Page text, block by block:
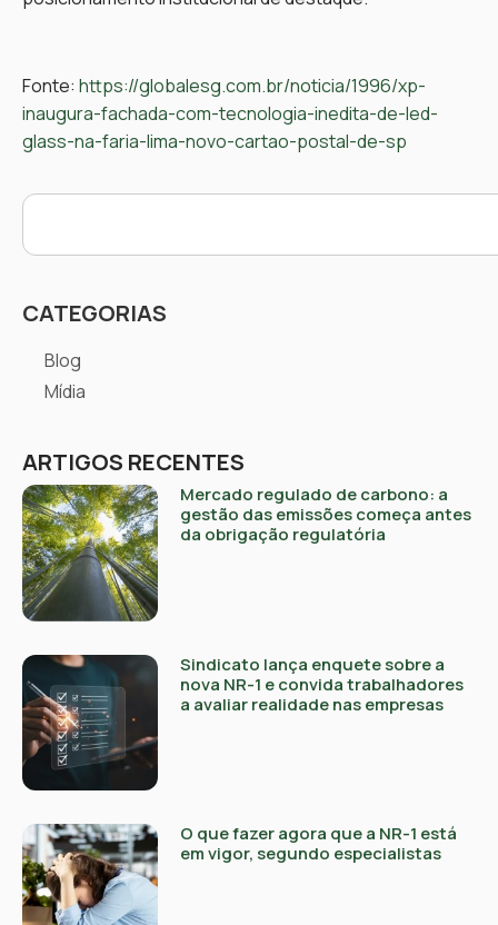
Fonte: https://globalesg.com.br/noticia/1996/xp-
inaugura-fachada-com-tecnologia-inedita-de-led-
glass-na-faria-lima-novo-cartao-postal-de-sp
CATEGORIAS
Blog
Mídia
ARTIGOS RECENTES
Mercado regulado de carbono: a
gestão das emissões começa antes
da obrigação regulatória
Sindicato lança enquete sobre a
nova NR-1 e convida trabalhadores
a avaliar realidade nas empresas
O que fazer agora que a NR-1 está
em vigor, segundo especialistas